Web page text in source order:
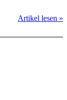
Artikel lesen »